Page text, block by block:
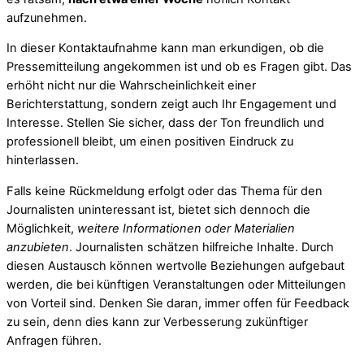
aufzunehmen.
In dieser Kontaktaufnahme kann man erkundigen, ob die
Pressemitteilung angekommen ist und ob es Fragen gibt. Das
erhöht nicht nur die Wahrscheinlichkeit einer
Berichterstattung, sondern zeigt auch Ihr Engagement und
Interesse. Stellen Sie sicher, dass der Ton freundlich und
professionell bleibt, um einen positiven Eindruck zu
hinterlassen.
Falls keine Rückmeldung erfolgt oder das Thema für den
Journalisten uninteressant ist, bietet sich dennoch die
Möglichkeit, weitere Informationen oder Materialien
anzubieten. Journalisten schätzen hilfreiche Inhalte. Durch
diesen Austausch können wertvolle Beziehungen aufgebaut
werden, die bei künftigen Veranstaltungen oder Mitteilungen
von Vorteil sind. Denken Sie daran, immer offen für Feedback
zu sein, denn dies kann zur Verbesserung zukünftiger
Anfragen führen.